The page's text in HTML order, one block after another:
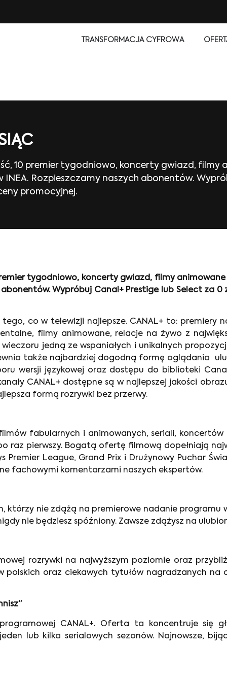
TRANSFORMACJA CYFROWA
10 premier tygodniowo, koncerty gwiazd, filmy
Rozpieszczamy naszych abonentów.
promocyjnej.
tygodniowo, koncerty gwiazd, filmy
Wypróbuj Canal+ Prestige lub Select za
co w telewizji najlepsze. CANAL+ to: premiery
filmy animowane, relacje na żywo z
jedną ze wspaniałych i unikalnych
także najbardziej dogodną formę oglądania
wersji językowej oraz dostępu do biblioteki
CANAL+ dostępne są w najlepszej jakości
formą rozrywki bez przerwy.
fabularnych i animowanych, seriali, koncertów
raz pierwszy. Bogatą ofertę filmową dopełniają
Premier League, Grand Prix i Drużynowy Puchar
fachowymi komentarzami naszych ekspertów.
którzy nie zdążą na premierowe nadanie programu
nie będziesz spóźniony. Zawsze zdążysz na
rozrywki na najwyższym poziomie oraz
polskich oraz ciekawych tytułów nagradzanych na
CANAL+. Oferta ta koncentruje się
lub kilka serialowych sezonów. Najnowsze,